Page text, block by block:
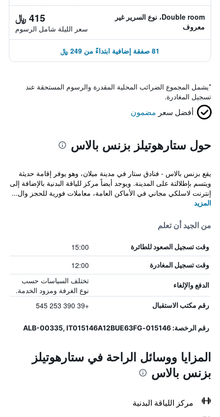
Double room، نوع السرير غير
معروف
415 ﷼
سعر الليلة شامل الرسوم
81 صفقة إضافية ابتداءً من 249 ﷼
*يشمل المجموع الضرائب المحلية المقدرة والرسوم المستحقة عند
تسجيل المغادرة.
أفضل سعر مضمون
حول ستارهوتيلز بزنس بالاس
يقع بزنس بالاس - فنادق ستار في مدينة ميلان، وهو يوفر إقامة حديثة
ويتسم بإطلالتة على المدينة. ويوجد أيضاً مركز للياقة البدنية بالإضافة إلى
إنترنت لاسلكي مجاني في الأماكن العامة، معاملات فورية للحجز وال...
المزيد
من الجيد أن تعلم
وقت تسجيل الصعود للطائرة 15:00
وقت تسجيل المغادرة 12:00
الدفع والإلغاء
تختلف السياسات حسب
نوع الغرفة ومزود الخدمة.
رقم مكتب الاستقبال +39 390 253 545
رقم الرخصة: 015146-ALB-00335, IT015146A12BUE63FG
المزايا ووسائل الراحة في ستارهوتيلز
بزنس بالاس
مركز اللياقة البدنية